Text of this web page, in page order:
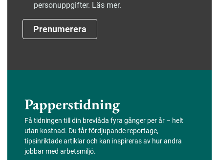
personuppgifter. Läs mer.
Prenumerera
Papperstidning
Få tidningen till din brevlåda fyra gånger per år – helt
utan kostnad. Du får fördjupande reportage,
tipsinriktade artiklar och kan inspireras av hur andra
jobbar med arbetsmiljö.